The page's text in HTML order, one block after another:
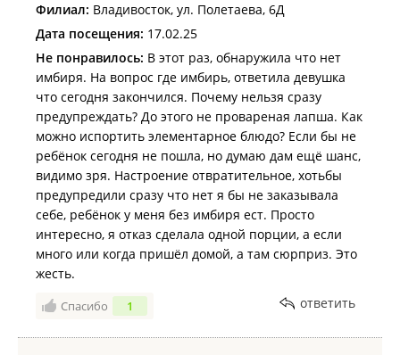
Филиал: Владивосток, ул. Полетаева, 6Д
Дата посещения: 17.02.25
Не понравилось: В этот раз, обнаружила что нет
имбиря. На вопрос где имбирь, ответила девушка
что сегодня закончился. Почему нельзя сразу
предупреждать? До этого не провареная лапша. Как
можно испортить элементарное блюдо? Если бы не
ребёнок сегодня не пошла, но думаю дам ещё шанс,
видимо зря. Настроение отвратительное, хотьбы
предупредили сразу что нет я бы не заказывала
себе, ребёнок у меня без имбиря ест. Просто
интересно, я отказ сделала одной порции, а если
много или когда пришёл домой, а там сюрприз. Это
жесть.
Спасибо 1 ответить